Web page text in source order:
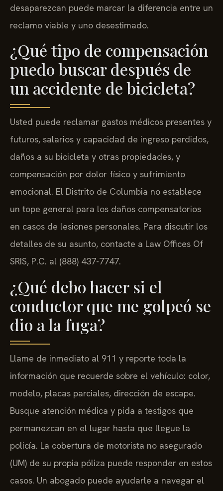
desaparezcan puede marcar la diferencia entre un
reclamo viable y uno desestimado.
¿Qué tipo de compensación
puedo buscar después de
un accidente de bicicleta?
Usted puede reclamar gastos médicos presentes y
futuros, salarios y capacidad de ingreso perdidos,
daños a su bicicleta y otras propiedades, y
compensación por dolor físico y sufrimiento
emocional. El Distrito de Columbia no establece
un tope general para los daños compensatorios
en casos de lesiones personales. Para discutir los
detalles de su asunto, contacte a Law Offices Of
SRIS, P.C. al (888) 437-7747.
¿Qué debo hacer si el
conductor que me golpeó se
dio a la fuga?
Llame de inmediato al 911 y reporte toda la
información que recuerde sobre el vehículo: color,
modelo, placas parciales, dirección de escape.
Busque atención médica y pida a testigos que
permanezcan en el lugar hasta que llegue la
policía. La cobertura de motorista no asegurado
(UM) de su propia póliza puede responder en estos
casos. Un abogado puede ayudarle a navegar el